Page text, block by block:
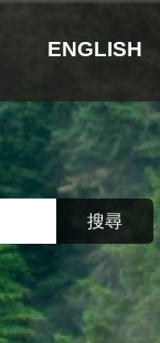
ENGLISH
搜尋